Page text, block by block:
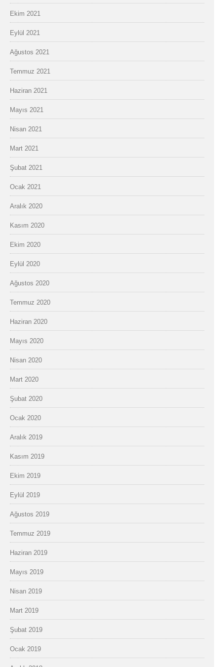
Ekim 2021
Eylül 2021
Ağustos 2021
Temmuz 2021
Haziran 2021
Mayıs 2021
Nisan 2021
Mart 2021
Şubat 2021
Ocak 2021
Aralık 2020
Kasım 2020
Ekim 2020
Eylül 2020
Ağustos 2020
Temmuz 2020
Haziran 2020
Mayıs 2020
Nisan 2020
Mart 2020
Şubat 2020
Ocak 2020
Aralık 2019
Kasım 2019
Ekim 2019
Eylül 2019
Ağustos 2019
Temmuz 2019
Haziran 2019
Mayıs 2019
Nisan 2019
Mart 2019
Şubat 2019
Ocak 2019